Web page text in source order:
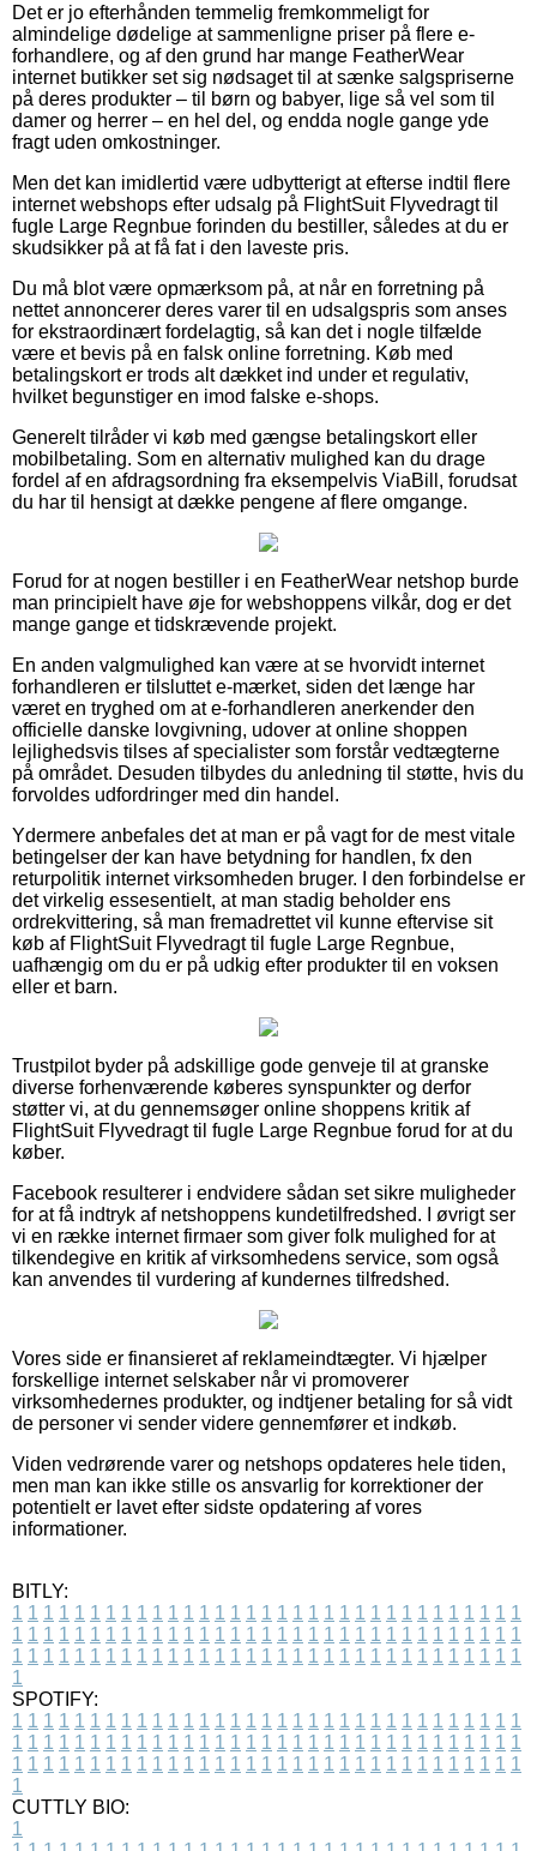
Det er jo efterhånden temmelig fremkommeligt for
almindelige dødelige at sammenligne priser på flere e-
forhandlere, og af den grund har mange FeatherWear
internet butikker set sig nødsaget til at sænke salgspriserne
på deres produkter – til børn og babyer, lige så vel som til
damer og herrer – en hel del, og endda nogle gange yde
fragt uden omkostninger.
Men det kan imidlertid være udbytterigt at efterse indtil flere
internet webshops efter udsalg på FlightSuit Flyvedragt til
fugle Large Regnbue forinden du bestiller, således at du er
skudsikker på at få fat i den laveste pris.
Du må blot være opmærksom på, at når en forretning på
nettet annoncerer deres varer til en udsalgspris som anses
for ekstraordinært fordelagtig, så kan det i nogle tilfælde
være et bevis på en falsk online forretning. Køb med
betalingskort er trods alt dækket ind under et regulativ,
hvilket begunstiger en imod falske e-shops.
Generelt tilråder vi køb med gængse betalingskort eller
mobilbetaling. Som en alternativ mulighed kan du drage
fordel af en afdragsordning fra eksempelvis ViaBill, forudsat
du har til hensigt at dække pengene af flere omgange.
Forud for at nogen bestiller i en FeatherWear netshop burde
man principielt have øje for webshoppens vilkår, dog er det
mange gange et tidskrævende projekt.
En anden valgmulighed kan være at se hvorvidt internet
forhandleren er tilsluttet e-mærket, siden det længe har
været en tryghed om at e-forhandleren anerkender den
officielle danske lovgivning, udover at online shoppen
lejlighedsvis tilses af specialister som forstår vedtægterne
på området. Desuden tilbydes du anledning til støtte, hvis du
forvoldes udfordringer med din handel.
Ydermere anbefales det at man er på vagt for de mest vitale
betingelser der kan have betydning for handlen, fx den
returpolitik internet virksomheden bruger. I den forbindelse er
det virkelig essesentielt, at man stadig beholder ens
ordrekvittering, så man fremadrettet vil kunne eftervise sit
køb af FlightSuit Flyvedragt til fugle Large Regnbue,
uafhængig om du er på udkig efter produkter til en voksen
eller et barn.
Trustpilot byder på adskillige gode genveje til at granske
diverse forhenværende køberes synspunkter og derfor
støtter vi, at du gennemsøger online shoppens kritik af
FlightSuit Flyvedragt til fugle Large Regnbue forud for at du
køber.
Facebook resulterer i endvidere sådan set sikre muligheder
for at få indtryk af netshoppens kundetilfredshed. I øvrigt ser
vi en række internet firmaer som giver folk mulighed for at
tilkendegive en kritik af virksomhedens service, som også
kan anvendes til vurdering af kundernes tilfredshed.
Vores side er finansieret af reklameindtægter. Vi hjælper
forskellige internet selskaber når vi promoverer
virksomhedernes produkter, og indtjener betaling for så vidt
de personer vi sender videre gennemfører et indkøb.
Viden vedrørende varer og netshops opdateres hele tiden,
men man kan ikke stille os ansvarlig for korrektioner der
potentielt er lavet efter sidste opdatering af vores
informationer.
BITLY:
1 1 1 1 1 1 1 1 1 1 1 1 1 1 1 1 1 1 1 1 1 1 1 1 1 1 1 1 1 1 1 1 1
1 1 1 1 1 1 1 1 1 1 1 1 1 1 1 1 1 1 1 1 1 1 1 1 1 1 1 1 1 1 1 1 1
1 1 1 1 1 1 1 1 1 1 1 1 1 1 1 1 1 1 1 1 1 1 1 1 1 1 1 1 1 1 1 1 1
1
SPOTIFY:
1 1 1 1 1 1 1 1 1 1 1 1 1 1 1 1 1 1 1 1 1 1 1 1 1 1 1 1 1 1 1 1 1
1 1 1 1 1 1 1 1 1 1 1 1 1 1 1 1 1 1 1 1 1 1 1 1 1 1 1 1 1 1 1 1 1
1 1 1 1 1 1 1 1 1 1 1 1 1 1 1 1 1 1 1 1 1 1 1 1 1 1 1 1 1 1 1 1 1
1
CUTTLY BIO:
1